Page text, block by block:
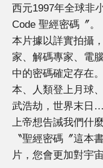
西元1997年全球非
Code 聖經密碼〞。
本片據以詳實拍攝
家、解碼專家、電
中的密碼確定存在
本、人類登上月球
武浩劫，世界末日
上帝想告誡我們什
〝聖經密碼〞這本
片，您會更加對宇